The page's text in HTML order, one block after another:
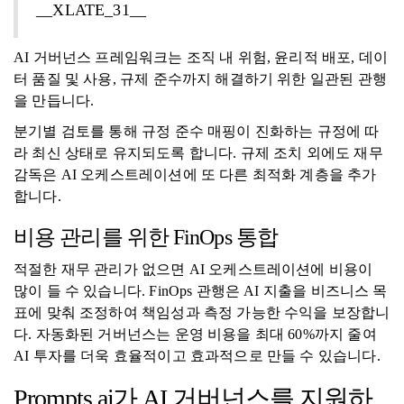
__XLATE_31__
AI 거버넌스 프레임워크는 조직 내 위험, 윤리적 배포, 데이
터 품질 및 사용, 규제 준수까지 해결하기 위한 일관된 관행
을 만듭니다.
분기별 검토를 통해 규정 준수 매핑이 진화하는 규정에 따
라 최신 상태로 유지되도록 합니다. 규제 조치 외에도 재무
감독은 AI 오케스트레이션에 또 다른 최적화 계층을 추가
합니다.
비용 관리를 위한 FinOps 통합
적절한 재무 관리가 없으면 AI 오케스트레이션에 비용이
많이 들 수 있습니다. FinOps 관행은 AI 지출을 비즈니스 목
표에 맞춰 조정하여 책임성과 측정 가능한 수익을 보장합니
다. 자동화된 거버넌스는 운영 비용을 최대 60%까지 줄여
AI 투자를 더욱 효율적이고 효과적으로 만들 수 있습니다.
Prompts.ai가 AI 거버넌스를 지원하